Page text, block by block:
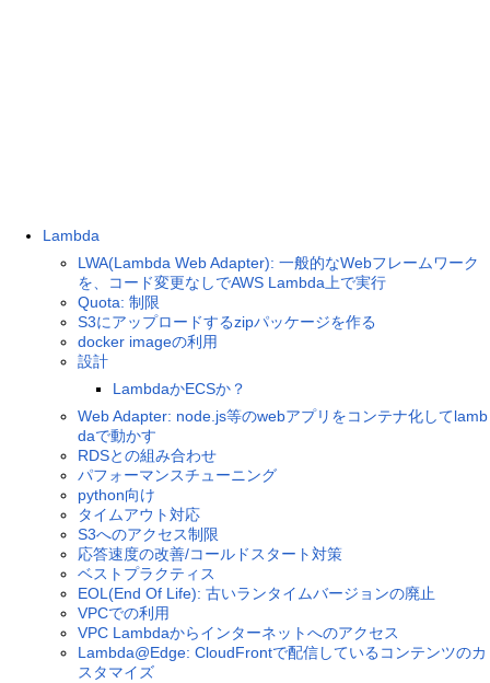
Lambda
LWA(Lambda Web Adapter): 一般的なWebフレームワーク
を、コード変更なしでAWS Lambda上で実行
Quota: 制限
S3にアップロードするzipパッケージを作る
docker imageの利用
設計
LambdaかECSか？
Web Adapter: node.js等のwebアプリをコンテナ化してlamb
daで動かす
RDSとの組み合わせ
パフォーマンスチューニング
python向け
タイムアウト対応
S3へのアクセス制限
応答速度の改善/コールドスタート対策
ベストプラクティス
EOL(End Of Life): 古いランタイムバージョンの廃止
VPCでの利用
VPC Lambdaからインターネットへのアクセス
Lambda@Edge: CloudFrontで配信しているコンテンツのカ
スタマイズ